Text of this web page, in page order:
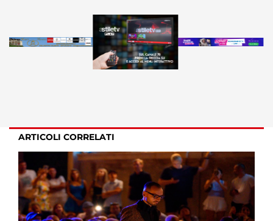
ARTICOLI CORRELATI